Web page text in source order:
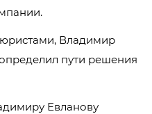
Владимир
пути решения
Евланову